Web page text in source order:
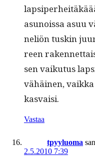
asunois­sa asuu
neliön tuskin
reen
sen vaiku­tus
vähäi­nen,
kasvaisi.
Vastaa
tpyyluoma
2.5.2010 7:39